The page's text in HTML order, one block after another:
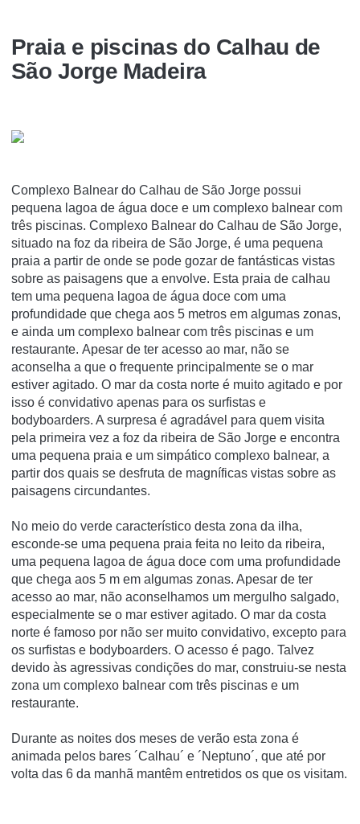
Praia e piscinas do Calhau de
São Jorge Madeira
Complexo Balnear do Calhau de São Jorge possui
pequena lagoa de água doce e um complexo balnear com
três piscinas. Complexo Balnear do Calhau de São Jorge,
situado na foz da ribeira de São Jorge, é uma pequena
praia a partir de onde se pode gozar de fantásticas vistas
sobre as paisagens que a envolve. Esta praia de calhau
tem uma pequena lagoa de água doce com uma
profundidade que chega aos 5 metros em algumas zonas,
e ainda um complexo balnear com três piscinas e um
restaurante. Apesar de ter acesso ao mar, não se
aconselha a que o frequente principalmente se o mar
estiver agitado. O mar da costa norte é muito agitado e por
isso é convidativo apenas para os surfistas e
bodyboarders. A surpresa é agradável para quem visita
pela primeira vez a foz da ribeira de São Jorge e encontra
uma pequena praia e um simpático complexo balnear, a
partir dos quais se desfruta de magníficas vistas sobre as
paisagens circundantes.
No meio do verde característico desta zona da ilha,
esconde-se uma pequena praia feita no leito da ribeira,
uma pequena lagoa de água doce com uma profundidade
que chega aos 5 m em algumas zonas. Apesar de ter
acesso ao mar, não aconselhamos um mergulho salgado,
especialmente se o mar estiver agitado. O mar da costa
norte é famoso por não ser muito convidativo, excepto para
os surfistas e bodyboarders. O acesso é pago. Talvez
devido às agressivas condições do mar, construiu-se nesta
zona um complexo balnear com três piscinas e um
restaurante.
Durante as noites dos meses de verão esta zona é
animada pelos bares ´Calhau´ e ´Neptuno´, que até por
volta das 6 da manhã mantêm entretidos os que os visitam.